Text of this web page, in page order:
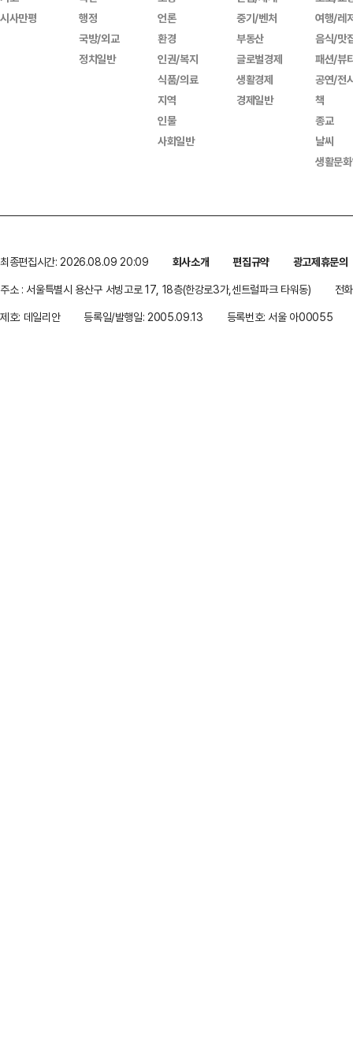
시사만평
행정
국방/외교
정치일반
언론
환경
인권/복지
식품/의료
지역
인물
사회일반
중기/벤처
부동산
글로벌경제
생활경제
경제일반
여행/레
음식/맛
패션/뷰
공연/전
책
종교
날씨
생활문
최종편집시간: 2026.08.09 20:09 회사소개 편집규약
광고제휴문의
주소 : 서울특별시 용산구 서빙고로 17, 18층(한강로3가,센트럴파크 타워동)
전
제호: 데일리안
등록일/발행일: 2005.09.13 등록번호: 서울 아00055